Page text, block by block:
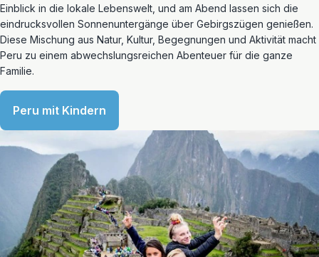
Einblick in die lokale Lebenswelt, und am Abend lassen sich die
eindrucksvollen Sonnenuntergänge über Gebirgszügen genießen.
Diese Mischung aus Natur, Kultur, Begegnungen und Aktivität macht
Peru zu einem abwechslungsreichen Abenteuer für die ganze
Familie.
Peru mit Kindern